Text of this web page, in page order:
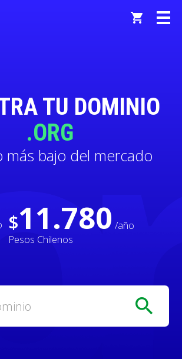
TU DOMINIO
.ORG
más bajo del mercado
$11.780 /año
Pesos Chilenos
search